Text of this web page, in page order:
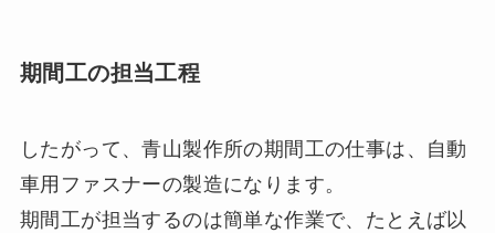
期間工の担当工程
したがって、青山製作所の期間工の仕事は、自動
車用ファスナーの製造になります。
期間工が担当するのは簡単な作業で、たとえば以